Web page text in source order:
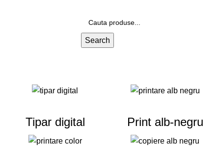
Search
Tipar digital Print alb-negru